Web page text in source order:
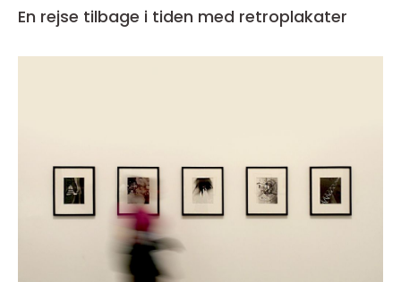
En rejse tilbage i tiden med retroplakater